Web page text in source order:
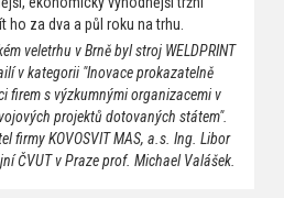
ho za dva a půl roku na trhu.
veletrhu v Brně byl stroj WELDPRINT
v kategorii "Inovace prokazatelně
firem s výzkumnými organizacemi v
projektů dotovaných státem".
firmy KOVOSVIT MAS, a.s. Ing. Libor
ČVUT v Praze prof. Michael Valášek.